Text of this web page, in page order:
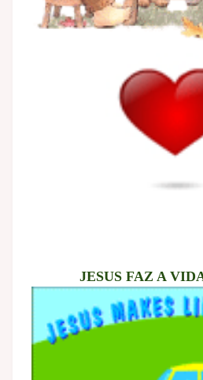
JESUS FAZ A